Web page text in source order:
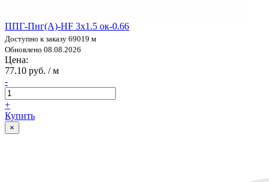
ППГ-Пнг(А)-HF 3х1.5 ок-0.66
Доступно к заказу 69019 м
Обновлено 08.08.2026
Цена:
77.10 руб. / м
-
+
Купить
×